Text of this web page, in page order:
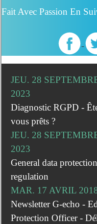
Fait Avec Passion En
JEU. 28
2023
Diagnostic RGPD -
vous prêts ?
JEU. 28
2023
General data protection
regulation
MAR. 17 AVRIL
Newsletter G-echo -
Protection Officer -